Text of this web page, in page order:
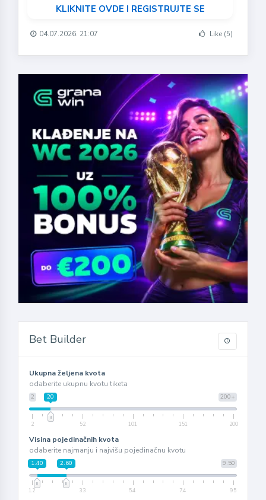
KLIKNITE OVDE I REGISTRUJTE SE
04.07.2026. 21:07 Like (5)
Bet Builder
Ukupna željena kvota
odaberite ukupnu kvotu tiketa
2 200+
20
2 52 101 151 200
Visina pojedinačnih kvota
odaberite najmanju i najvišu pojedinačnu kvotu
9.50
1.40 2.60
1.2 3.3 5.4 7.4 9.5